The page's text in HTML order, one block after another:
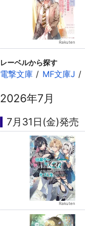
レーベルから探す
電撃文庫 MF文庫J
2026年7月
7月31日(金)発売